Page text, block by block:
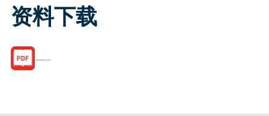
资料下载
053000520.pdf